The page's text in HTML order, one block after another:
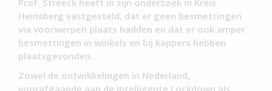
Prof. Streeck heeft in zijn onderzoek in Kreis
Heinsberg vastgesteld, dat er geen besmettingen
via voorwerpen plaats hadden en dat er ook amper
besmettingen in winkels en bij kappers hebben
plaatsgevonden.
Zowel de ontwikkelingen in Nederland,